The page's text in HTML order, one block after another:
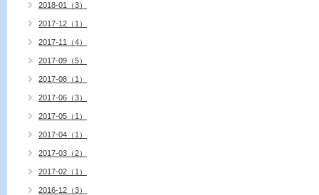
2018-01（3）
2017-12（1）
2017-11（4）
2017-09（5）
2017-08（1）
2017-06（3）
2017-05（1）
2017-04（1）
2017-03（2）
2017-02（1）
2016-12（3）